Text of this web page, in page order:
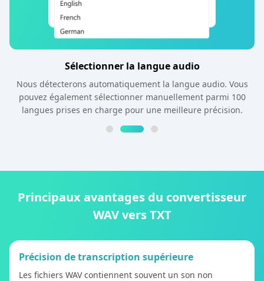
Sélectionner la langue audio
Nous détecterons automatiquement la langue audio. Vous
pouvez également sélectionner manuellement parmi 100
langues prises en charge pour une meilleure précision.
Principaux avantages du convertisseur
WAV vers TXT
Précision de transcription supérieure
Les fichiers WAV contiennent souvent un son non